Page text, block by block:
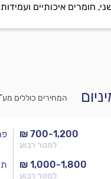
חומרים איכותיים
המחירים כוללים
₪ 700-1,200
למטר רבוע
₪ 1,000-1,800
למטר רבוע